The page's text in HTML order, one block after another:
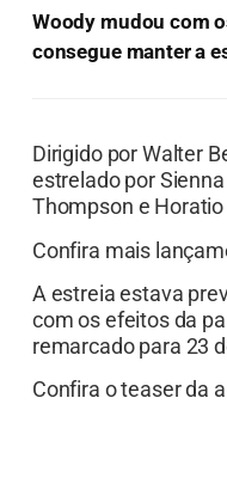
Woody mudou com
consegue manter a
Dirigido por Walter
estrelado por
Thompson e Horatio
Confira mais
A estreia estava
com os efeitos da
remarcado para 23
Confira o teaser da